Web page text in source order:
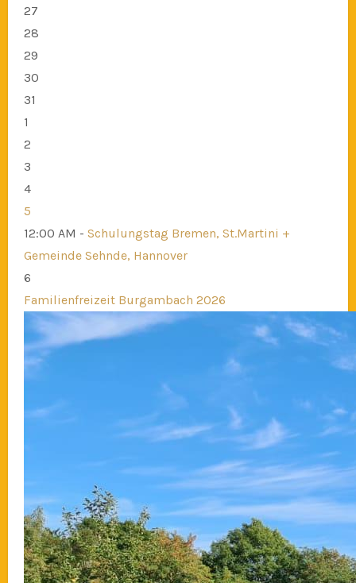
27
28
29
30
31
1
2
3
4
5
12:00 AM - Schulungstag Bremen, St.Martini +
Gemeinde Sehnde, Hannover
6
Familienfreizeit Burgambach 2026